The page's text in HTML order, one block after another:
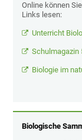
Online können
Links lesen:
Unterricht
Schulmagazin
Biologie im
Biologische